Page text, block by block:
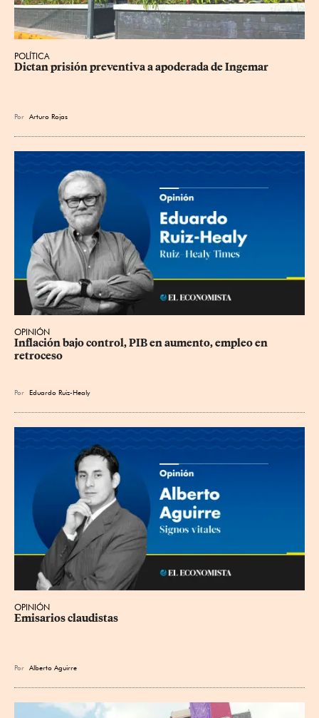
POLÍTICA
Dictan prisión preventiva a apoderada de Ingemar
Por Arturo Rojas
OPINIÓN
Inflación bajo control, PIB en aumento, empleo en
retroceso
Por Eduardo Ruiz-Healy
OPINIÓN
Emisarios claudistas
Por Alberto Aguirre